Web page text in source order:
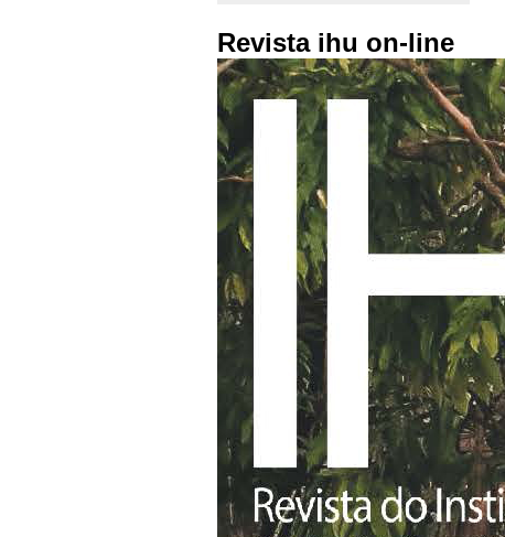
Revista ihu on-line